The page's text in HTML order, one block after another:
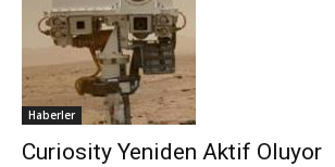
Haberler
Curiosity Yeniden Aktif Oluyor